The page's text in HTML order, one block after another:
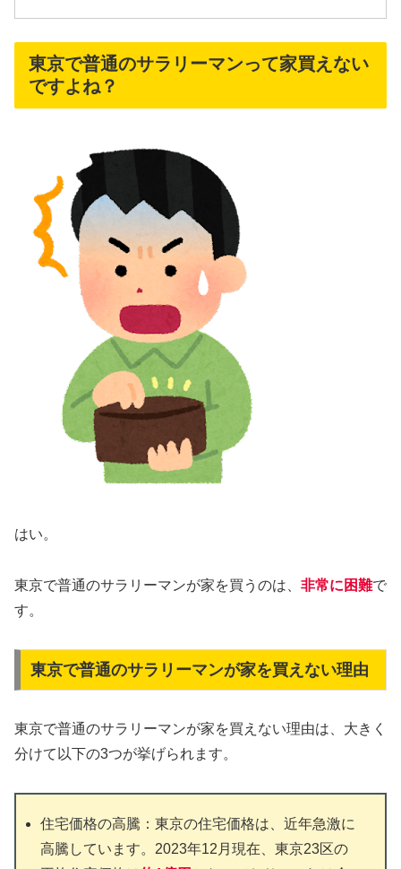
東京で普通のサラリーマンって家買えない
ですよね？
はい。
東京で普通のサラリーマンが家を買うのは、 非常に困難で
す。
東京で普通のサラリーマンが家を買えない理由
東京で普通のサラリーマンが家を買えない理由は、大きく
分けて以下の3つが挙げられます。
住宅価格の高騰：東京の住宅価格は、近年急激に
高騰しています。2023年12月現在、東京23区の